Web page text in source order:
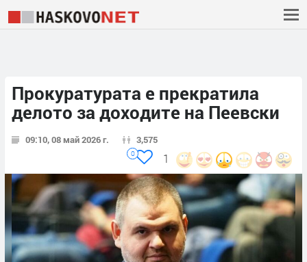
Прокуратурата е прекратила
делото за доходите на Пеевски
09:10, 08 май 2026 г. 3,575
1
0